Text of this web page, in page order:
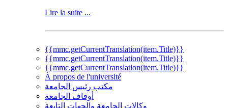
Lire la suite ...
{{mmc.getCurrentTranslation(item.Title)}}
{{mmc.getCurrentTranslation(item.Title)}}
{{mmc.getCurrentTranslation(item.Title)}}
À propos de l'université
مكتب رئيس الجامعة
أوقاف الجامعة
وكالات الجامعة والجهات التابعة